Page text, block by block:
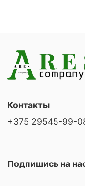
Контакты
+375 29545-99-
Подпишись на